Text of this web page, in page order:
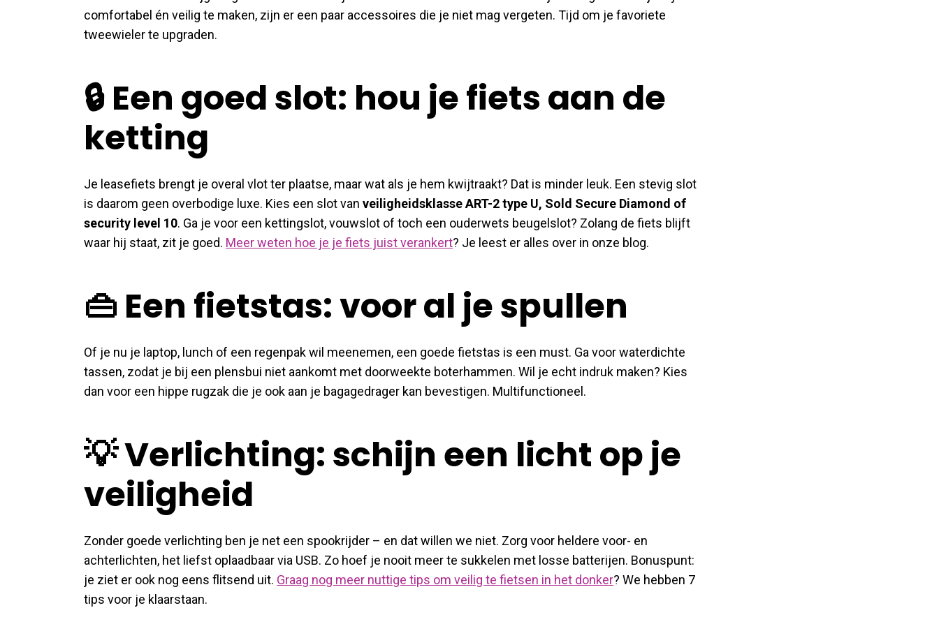
comfortabel én veilig te maken, zijn er een paar accessoires die je niet mag vergeten. Tijd om je favoriete
tweewieler te upgraden.
🔒 Een goed slot: hou je fiets aan de
ketting
Je leasefiets brengt je overal vlot ter plaatse, maar wat als je hem kwijtraakt? Dat is minder leuk. Een stevig slot
is daarom geen overbodige luxe. Kies een slot van veiligheidsklasse ART-2 type U, Sold Secure Diamond of
security level 10. Ga je voor een kettingslot, vouwslot of toch een ouderwets beugelslot? Zolang de fiets blijft
waar hij staat, zit je goed. Meer weten hoe je je fiets juist verankert? Je leest er alles over in onze blog.
👜 Een fietstas: voor al je spullen
Of je nu je laptop, lunch of een regenpak wil meenemen, een goede fietstas is een must. Ga voor waterdichte
tassen, zodat je bij een plensbui niet aankomt met doorweekte boterhammen. Wil je echt indruk maken? Kies
dan voor een hippe rugzak die je ook aan je bagagedrager kan bevestigen. Multifunctioneel.
💡 Verlichting: schijn een licht op je
veiligheid
Zonder goede verlichting ben je net een spookrijder – en dat willen we niet. Zorg voor heldere voor- en
achterlichten, het liefst oplaadbaar via USB. Zo hoef je nooit meer te sukkelen met losse batterijen. Bonuspunt:
je ziet er ook nog eens flitsend uit. Graag nog meer nuttige tips om veilig te fietsen in het donker? We hebben 7
tips voor je klaarstaan.